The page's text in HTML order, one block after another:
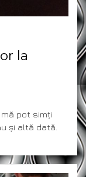
la
pot simți
și altă dată.